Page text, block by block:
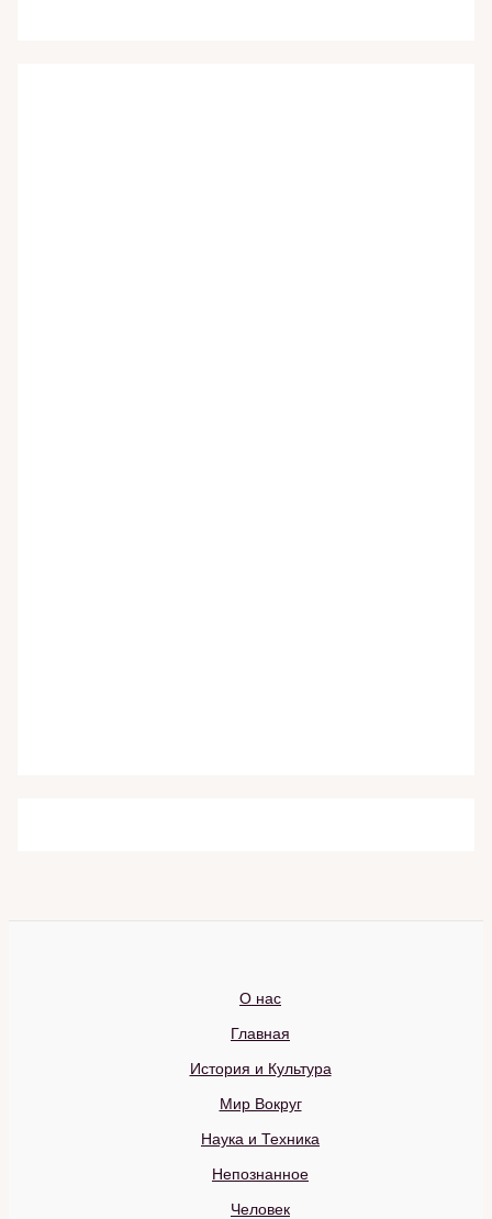
О нас
Главная
История и Культура
Мир Вокруг
Наука и Техника
Непознанное
Человек